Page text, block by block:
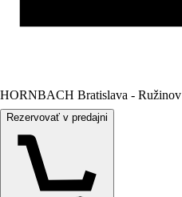
HORNBACH Bratislava - Ružinov
Rezervovať v predajni